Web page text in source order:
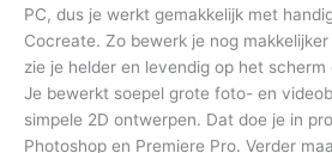
PC, dus je werkt gemakkelijk met
Cocreate. Zo bewerk je nog
zie je helder en levendig op het scherm
Je bewerkt soepel grote foto- en
simpele 2D ontwerpen. Dat doe je in
Photoshop en Premiere Pro. Verder